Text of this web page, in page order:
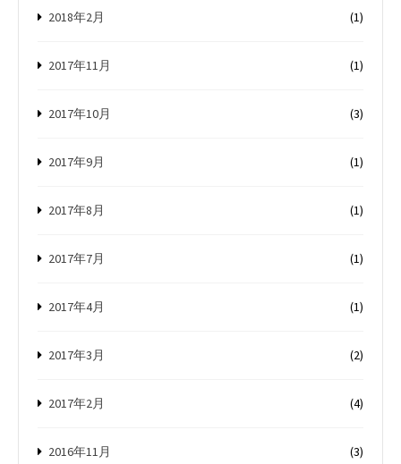
2018年2月 (1)
2017年11月 (1)
2017年10月 (3)
2017年9月 (1)
2017年8月 (1)
2017年7月 (1)
2017年4月 (1)
2017年3月 (2)
2017年2月 (4)
2016年11月 (3)